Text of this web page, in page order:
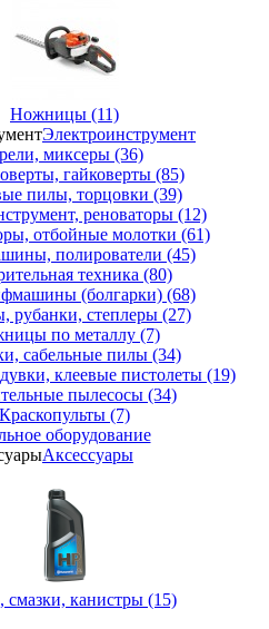
Ножницы (11)
Электроинструмент
миксеры (36)
гайковерты (85)
пилы, торцовки (39)
реноваторы (12)
отбойные молотки (61)
полирователи (45)
техника (80)
(болгарки) (68)
рубанки, степлеры (27)
по металлу (7)
сабельные пилы (34)
клеевые пистолеты (19)
пылесосы (34)
Краскопульты (7)
оборудование
Аксессуары
смазки, канистры (15)